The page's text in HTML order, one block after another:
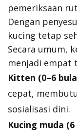
pemeriksaan
Dengan
kucing tetap
Secara umum,
menjadi empat
Kitten (0–6
cepat,
sosialisasi dini.
Kucing muda